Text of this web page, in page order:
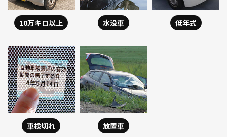
10万キロ以上 水没車 低年式
車検切れ 放置車